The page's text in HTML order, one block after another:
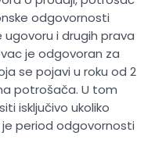
odgovornosti
i drugih prava
je odgovoran za
se pojavi u roku od 2
potrošača. U tom
isključivo ukoliko
period odgovornosti